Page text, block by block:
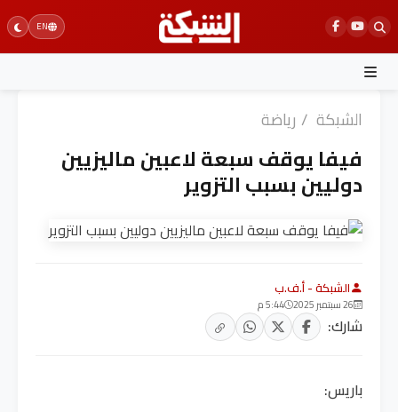
Skip
to
content
EN
الشبكة / رياضة
فيفا يوقف سبعة لاعبين ماليزيين
دوليين بسبب التزوير
الشبكة - أ.ف.ب
26 سبتمبر 2025 5:44 م
شارك:
باريس: